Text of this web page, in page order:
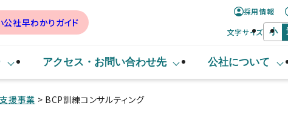
公社早わかりガイド
採用情報
文字サイズ 小
アクセス・ お問い合わせ先 公社について
援事業 > BCP訓練コンサルティング